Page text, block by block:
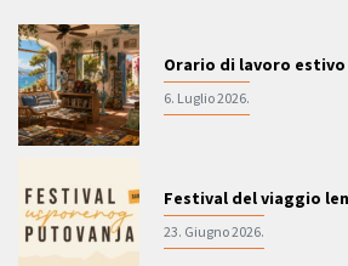
Orario di lavoro estivo
6. Luglio 2026.
Festival del viaggio
23. Giugno 2026.